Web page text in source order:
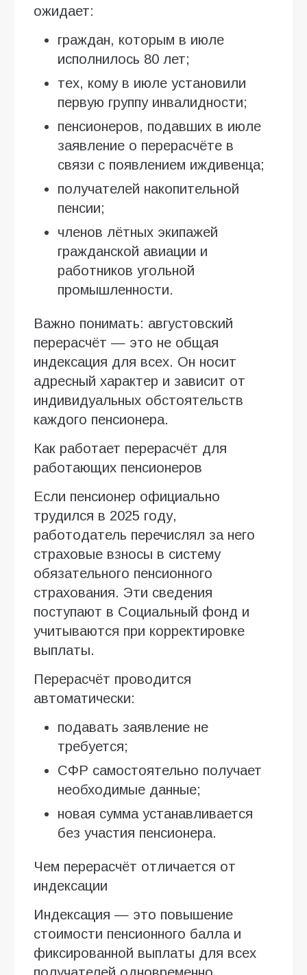
ожидает:
граждан, которым в июле
исполнилось 80 лет;
тех, кому в июле установили
первую группу инвалидности;
пенсионеров, подавших в июле
заявление о перерасчёте в
связи с появлением иждивенца;
получателей накопительной
пенсии;
членов лётных экипажей
гражданской авиации и
работников угольной
промышленности.
Важно понимать: августовский
перерасчёт — это не общая
индексация для всех. Он носит
адресный характер и зависит от
индивидуальных обстоятельств
каждого пенсионера.
Как работает перерасчёт для
работающих пенсионеров
Если пенсионер официально
трудился в 2025 году,
работодатель перечислял за него
страховые взносы в систему
обязательного пенсионного
страхования. Эти сведения
поступают в Социальный фонд и
учитываются при корректировке
выплаты.
Перерасчёт проводится
автоматически:
подавать заявление не
требуется;
СФР самостоятельно получает
необходимые данные;
новая сумма устанавливается
без участия пенсионера.
Чем перерасчёт отличается от
индексации
Индексация — это повышение
стоимости пенсионного балла и
фиксированной выплаты для всех